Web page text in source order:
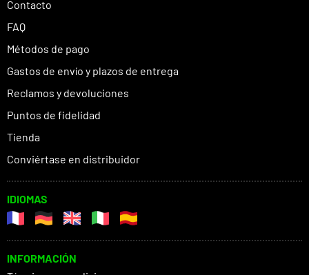
Contacto
FAQ
Métodos de pago
Gastos de envío y plazos de entrega
Reclamos y devoluciones
Puntos de fidelidad
Tienda
Conviértase en distribuidor
IDIOMAS
INFORMACIÓN